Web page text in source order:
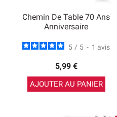
Chemin De Table 70 Ans
Anniversaire
5 / 5 - 1 avis
5,99 €
AJOUTER AU PANIER